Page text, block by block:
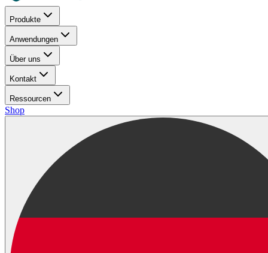
Produkte
Anwendungen
Über uns
Kontakt
Ressourcen
Shop